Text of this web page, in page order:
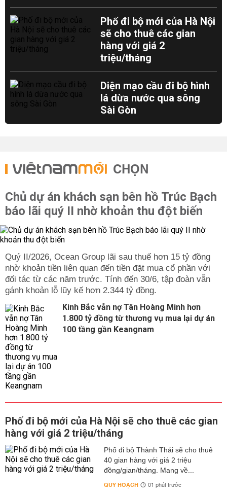
Phố đi bộ mới của Hà Nội
sẽ cho thuê các gian
hàng với giá 2
triệu/tháng
Diện mạo cầu đi bộ hình
lá dừa nước qua sông
Sài Gòn
CHỌN
Chủ dự án khách sạn bên hồ Trúc Bạch
báo lãi quý II nhờ khoản thu đột biến
Quý II/2026, Ocean Group lãi sau thuế hơn 15 tỷ đồng
nhờ khoản tiền liên quan đến tiền đặt mua cổ phần với
đối tác từ các năm trước. Tính đến 30/6, tập đoàn vẫn
gánh khoản lỗ lũy kế hơn 2.344 tỷ đồng.
Kinh Bắc vẫn nợ Tân Hoàng Minh hơn
1.800 tỷ đồng từ thương vụ mua lại dự án
100 tầng gần Keangnam
Phố đi bộ mới của Hà Nội sẽ cho thuê các gian
hàng với giá 2 triệu/tháng
Phố đi bộ Thành Thái sẽ cho thuê
40 gian hàng với giá 2 triệu
đồng/gian/tháng. Mang về...
QUY HOẠCH 01 phút trước